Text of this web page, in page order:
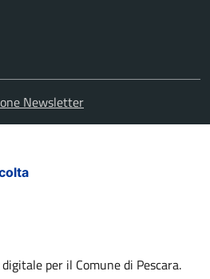
Newsletter
relative alla privacy